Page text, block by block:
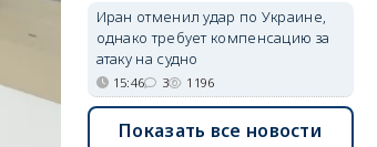
Иран отменил удар по Украине,
однако требует компенсацию за
атаку на судно
15:46 3 1196
Показать все новости